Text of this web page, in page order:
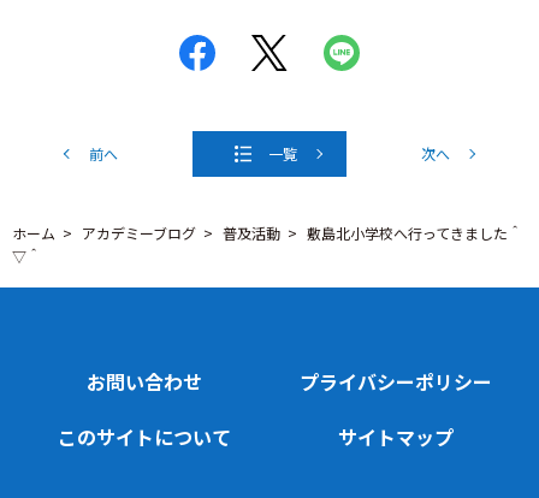
前へ 一覧 次へ
ホーム アカデミーブログ 普及活動
敷島北小学校へ行ってきました＾
▽＾
お問い合わせ
プライバシーポリシー
このサイトについて
サイトマップ